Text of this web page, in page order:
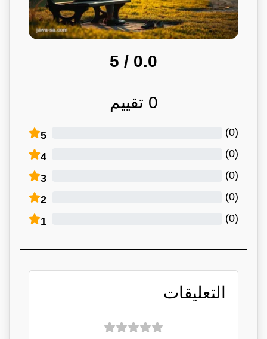
0.0
/ 5
0 تقييم
5 (
0
)
4 (
0
)
3 (
0
)
2 (
0
)
1 (
0
)
التعليقات